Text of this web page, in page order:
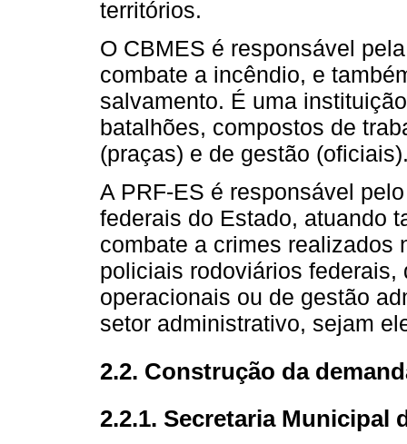
territórios.
O CBMES é responsável
combate a incêndio, e
salvamento. É uma
batalhões, compostos de
(praças) e de gestão
A PRF-ES é responsável
federais do Estado, atuando
combate a crimes realizados
policiais rodoviários
operacionais ou de gestão
setor administrativo, sejam
2.2. Construção da
2.2.1. Secretaria Municipal